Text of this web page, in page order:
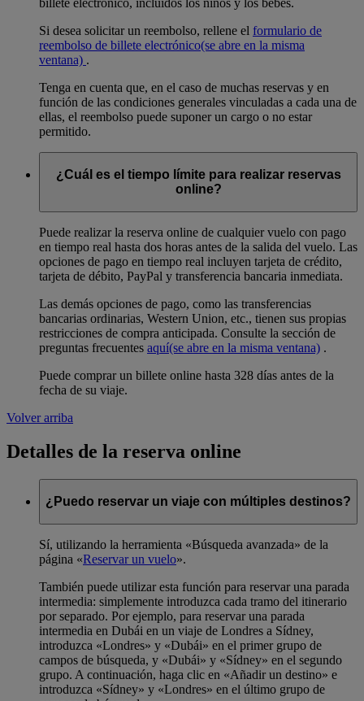
billete electrónico, incluidos los niños y los bebés.
Si desea solicitar un reembolso, rellene el formulario de
reembolso de billete electrónico(se abre en la misma
ventana) .
Tenga en cuenta que, en el caso de muchas reservas y en
función de las condiciones generales vinculadas a cada una de
ellas, el reembolso puede suponer un cargo o no estar
permitido.
¿Cuál es el tiempo límite para realizar reservas
online?
Puede realizar la reserva online de cualquier vuelo con pago
en tiempo real hasta dos horas antes de la salida del vuelo. Las
opciones de pago en tiempo real incluyen tarjeta de crédito,
tarjeta de débito, PayPal y transferencia bancaria inmediata.
Las demás opciones de pago, como las transferencias
bancarias ordinarias, Western Union, etc., tienen sus propias
restricciones de compra anticipada. Consulte la sección de
preguntas frecuentes aquí(se abre en la misma ventana) .
Puede comprar un billete online hasta 328 días antes de la
fecha de su viaje.
Volver arriba
Detalles de la reserva online
¿Puedo reservar un viaje con múltiples destinos?
Sí, utilizando la herramienta «Búsqueda avanzada» de la
página «Reservar un vuelo».
También puede utilizar esta función para reservar una parada
intermedia: simplemente introduzca cada tramo del itinerario
por separado. Por ejemplo, para reservar una parada
intermedia en Dubái en un viaje de Londres a Sídney,
introduzca «Londres» y «Dubái» en el primer grupo de
campos de búsqueda, y «Dubái» y «Sídney» en el segundo
grupo. A continuación, haga clic en «Añadir un destino» e
introduzca «Sídney» y «Londres» en el último grupo de